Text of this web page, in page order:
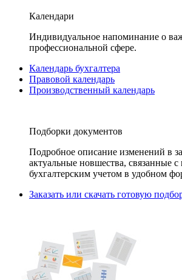
Календари
Индивидуальное напоминание о
профессиональной сфере.
Календарь бухгалтера
Правовой календарь
Производственный календарь
Подборки документов
Подробное описание изменений в
актуальные новшества, связанные с
бухгалтерским учетом в удобном
Заказать или скачать готовую